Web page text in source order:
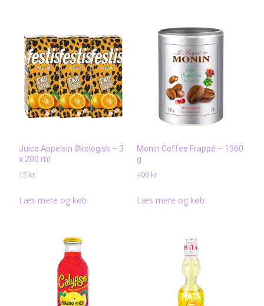
Juice Appelsin Økologisk – 3
x 200 ml
15 kr
Læs mere og køb
Monin Coffee Frappé – 1360
g
400 kr
Læs mere og køb